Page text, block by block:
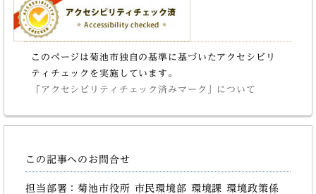
このページは菊池市独自の基準に基づいたアクセシビリ
ティチェックを実施しています。
「アクセシビリティチェック済みマーク」について
この記事へのお問合せ
担当部署：菊池市役所 市民環境部 環境課 環境政策係